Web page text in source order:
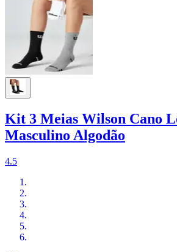
Kit 3 Meias Wilson Cano
Masculino Algodão
4.5